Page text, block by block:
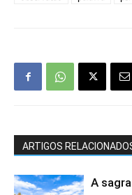
ARTIGOS
A